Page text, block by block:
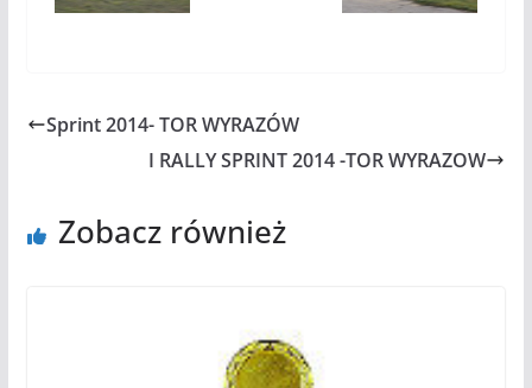
Sprint 2014- TOR WYRAZÓW
I RALLY SPRINT 2014 -TOR WYRAZOW
Zobacz również